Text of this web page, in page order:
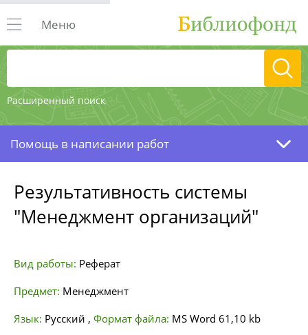
Расширенный поиск
Меню
Помощь в написании работ
Результативность системы
"Менеджмент организаций"
Вид работы: Реферат
Предмет: Менеджмент
Язык: Русский , Формат файла: MS Word 61,10 kb